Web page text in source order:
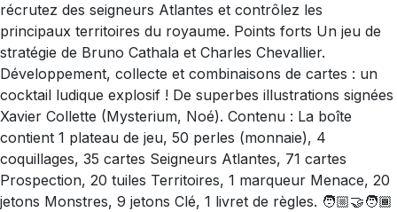
récrutez des seigneurs Atlantes et contrôlez les
principaux territoires du royaume. Points forts Un jeu de
stratégie de Bruno Cathala et Charles Chevallier.
Développement, collecte et combinaisons de cartes : un
cocktail ludique explosif ! De superbes illustrations signées
Xavier Collette (Mysterium, Noé). Contenu : La boîte
contient 1 plateau de jeu, 50 perles (monnaie), 4
coquillages, 35 cartes Seigneurs Atlantes, 71 cartes
Prospection, 20 tuiles Territoires, 1 marqueur Menace, 20
jetons Monstres, 9 jetons Clé, 1 livret de règles. 🧑🏼‍🤝‍🧑🏾